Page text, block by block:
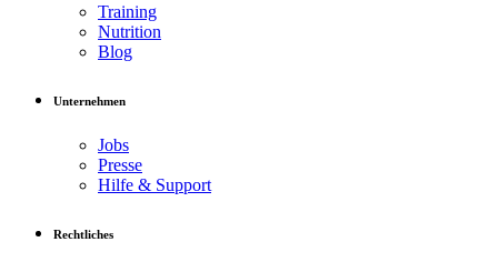
Training
Nutrition
Blog
Unternehmen
Jobs
Presse
Hilfe & Support
Rechtliches